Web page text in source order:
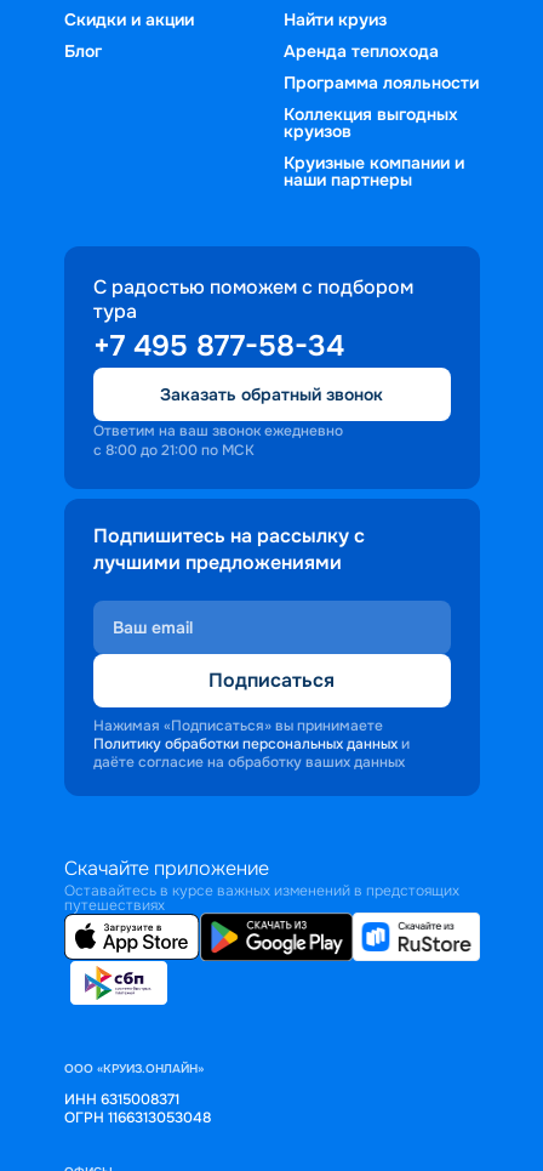
Скидки и акции
Блог
Найти круиз
Аренда теплохода
Программа лояльности
Коллекция выгодных
круизов
Круизные компании и
наши партнеры
С радостью поможем с подбором
тура
+7 495 877-58-34
Заказать обратный звонок
Ответим на ваш звонок ежедневно
с 8:00 до 21:00 по МСК
Подпишитесь на рассылку с
лучшими предложениями
Подписаться
Нажимая «Подписаться» вы принимаете
Политику обработки персональных данных и
даёте согласие на обработку ваших данных
Скачайте приложение
Оставайтесь в курсе важных изменений в предстоящих
путешествиях
ООО «КРУИЗ.ОНЛАЙН»
ИНН 6315008371
ОГРН 1166313053048